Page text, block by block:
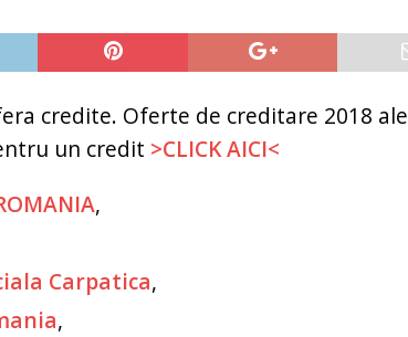
credite. Oferte de creditare 2018 ale
un credit >CLICK AICI<
,
Carpatica,
,